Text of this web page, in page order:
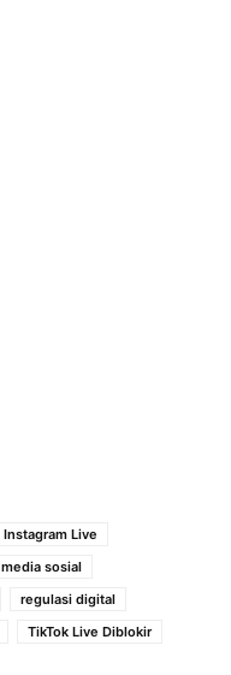
Instagram Live
media sosial
regulasi digital
TikTok Live Diblokir